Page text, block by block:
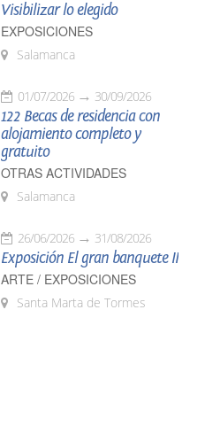
Visibilizar lo elegido
EXPOSICIONES
Salamanca
01/07/2026 30/09/2026
122 Becas de residencia con
alojamiento completo y
gratuito
OTRAS ACTIVIDADES
Salamanca
26/06/2026 31/08/2026
Exposición El gran banquete II
ARTE / EXPOSICIONES
Santa Marta de Tormes